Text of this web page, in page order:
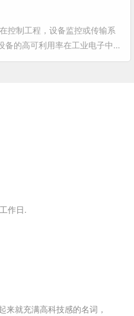
控制工程，设备监控或传输系
备的高可利用率在工业电子中是
因素。 全芯连接器作为可靠的
作日.
就充满高科技感的名词，